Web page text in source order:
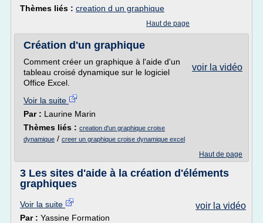
Thèmes liés : creation d un graphique
Haut de page
Création d'un graphique
voir la vidéo
Comment créer un graphique à l'aide d'un
tableau croisé dynamique sur le logiciel
Office Excel.
Voir la suite
Par : Laurine Marin
Thèmes liés : creation d'un graphique croise
dynamique / creer un graphique croise dynamique excel
Haut de page
3 Les sites d'aide à la création d'éléments
graphiques
voir la vidéo
Voir la suite
Par : Yassine Formation